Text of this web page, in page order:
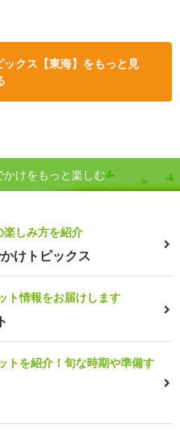
クス【東海】をもっと見
けをもっと楽しむ
楽しみ方を紹介
けトピックス
ト情報をお届けします
トを紹介！旬な時期や準備す